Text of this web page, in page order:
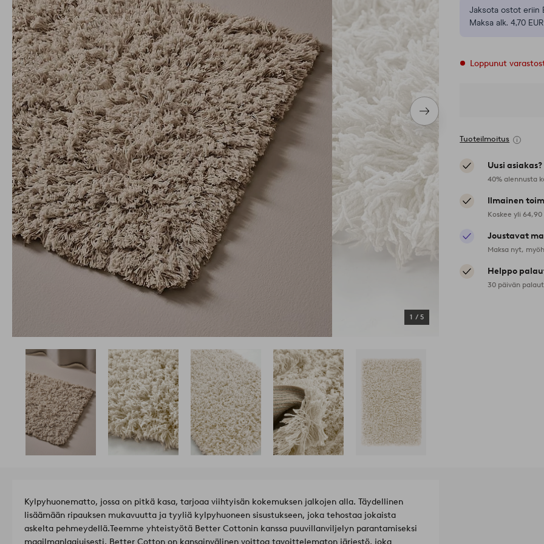
Seuraava
tuote
1 / 5
Jaksota ostot eriin
Maksa alk. 4,70
Loppunut
Tuoteilmoitus
Uusi asiakas?
40% alennusta
Ilmainen
Koskee yli
Joustavat
Maksa nyt,
Helppo
30 päivän
Kylpyhuonematto, jossa on pitkä kasa, tarjoaa viihtyisän kokemuksen jalkojen alla. Täydellinen
lisäämään ripauksen mukavuutta ja tyyliä kylpyhuoneen sisustukseen, joka tehostaa jokaista
askelta pehmeydellä.Teemme yhteistyötä Better Cottonin kanssa puuvillanviljelyn parantamiseksi
maailmanlaajuisesti. Better Cotton on kansainvälinen voittoa tavoittelematon järjestö, joka